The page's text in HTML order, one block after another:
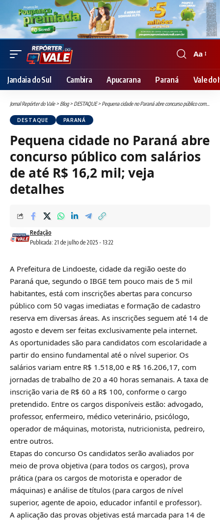
Font
Resizer
Aa
Jandaia do Sul Cambira Apucarana Paraná Vale do
Jornal Repórter do Vale> Blog> DESTAQUE> Pequena cidade no Paraná abre concurso público com salários de até R$ 16,2 mil; veja detalhes
DESTAQUE PARANÁ
Pequena cidade no Paraná abre
concurso público com salários
de até R$ 16,2 mil; veja
detalhes
Publicada: 21 de julho de 2025 - 13:22
Redação
A Prefeitura de Lindoeste, cidade da região oeste do
Paraná que, segundo o IBGE tem pouco mais de 5 mil
habitantes, está com inscrições abertas para concurso
público com 50 vagas imediatas e formação de cadastro
reserva em diversas áreas. As inscrições seguem até 14 de
agosto e devem ser feitas exclusivamente pela internet.
As oportunidades são para candidatos com escolaridade a
partir do ensino fundamental até o nível superior. Os
salários variam entre R$ 1.518,00 e R$ 16.206,17, com
jornadas de trabalho de 20 a 40 horas semanais. A taxa de
inscrição varia de R$ 60 a R$ 100, conforme o cargo
pretendido. Entre os cargos disponíveis estão: advogado,
professor, enfermeiro, médico veterinário, psicólogo,
operador de máquinas, motorista, nutricionista, pedreiro,
entre outros.
Etapas do concurso Os candidatos serão avaliados por
meio de prova objetiva (para todos os cargos), prova
prática (para os cargos de motorista e operador de
máquinas) e análise de títulos (para cargos de nível
superior, agente de apoio, educador infantil e professor).
A aplicação das provas objetivas está marcada para 14 de